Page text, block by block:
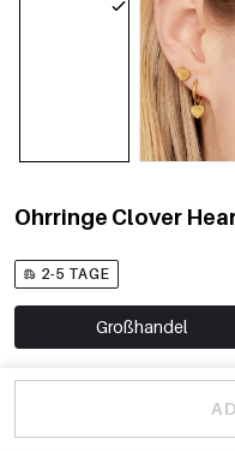
Ohrringe Clover
2-5 TAGE
Großhandel